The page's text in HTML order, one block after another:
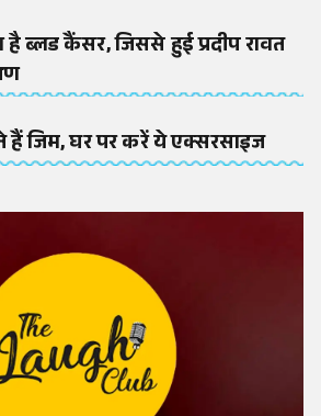
है ब्लड कैंसर, जिससे हुई प्रदीप रावत
हैं जिम, घर पर करें ये एक्सरसाइज